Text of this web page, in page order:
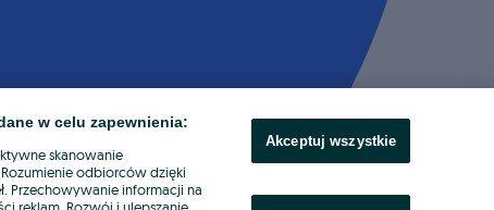
w celu zapewnienia:
skanowanie
odbiorców dzięki
Przechowywanie informacji na
Akceptuj wszystkie